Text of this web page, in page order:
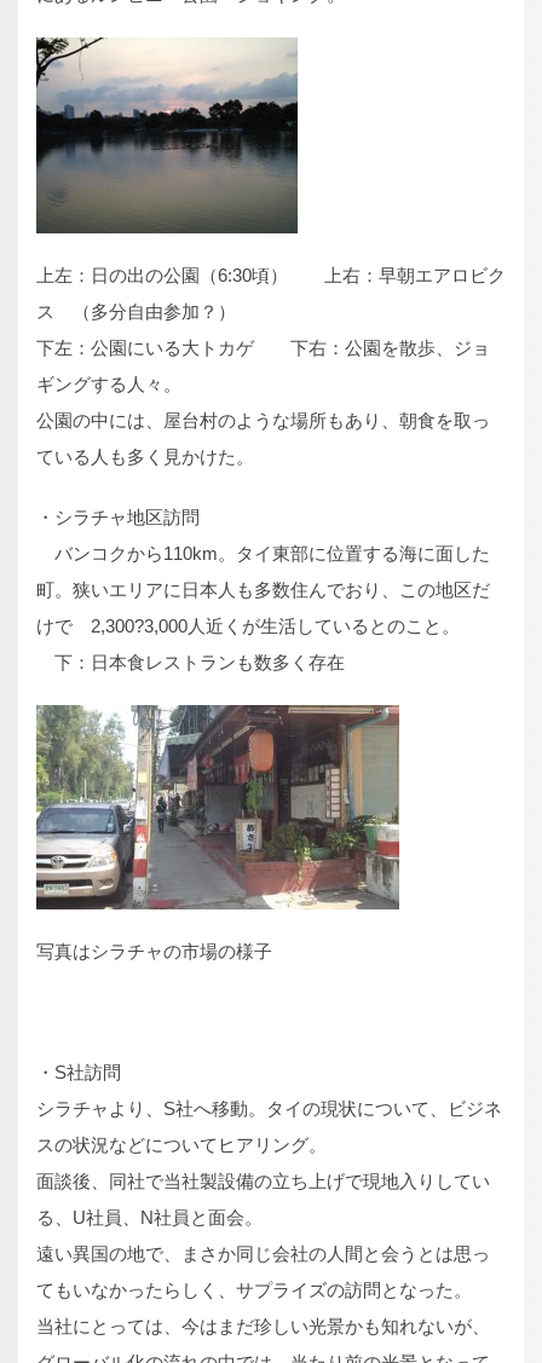
上左：日の出の公園（6:30頃） 上右：早朝エアロビク
ス （多分自由参加？）
下左：公園にいる大トカゲ 下右：公園を散歩、ジョ
ギングする人々。
公園の中には、屋台村のような場所もあり、朝食を取っ
ている人も多く見かけた。
・シラチャ地区訪問
バンコクから110km。タイ東部に位置する海に面した
町。狭いエリアに日本人も多数住んでおり、この地区だ
けで 2,300?3,000人近くが生活しているとのこと。
下：日本食レストランも数多く存在
写真はシラチャの市場の様子
・S社訪問
シラチャより、S社へ移動。タイの現状について、ビジネ
スの状況などについてヒアリング。
面談後、同社で当社製設備の立ち上げで現地入りしてい
る、U社員、N社員と面会。
遠い異国の地で、まさか同じ会社の人間と会うとは思っ
てもいなかったらしく、サプライズの訪問となった。
当社にとっては、今はまだ珍しい光景かも知れないが、